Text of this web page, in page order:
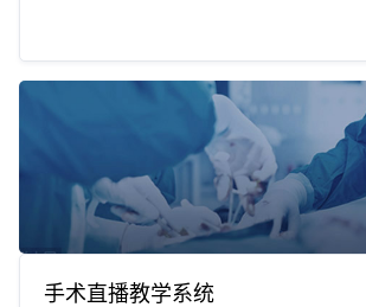
手术直播教学系统